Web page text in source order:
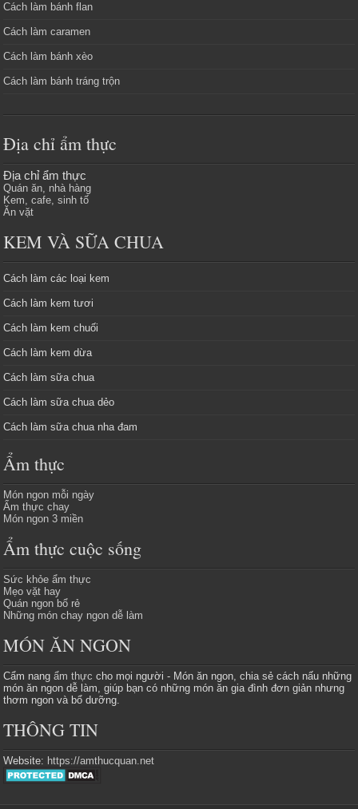
Cách làm bánh flan
Cách làm caramen
Cách làm bánh xèo
Cách làm bánh tráng trộn
Địa chỉ ẩm thực
Địa chỉ ẩm thực
Quán ăn, nhà hàng
Kem, cafe, sinh tố
Ăn vặt
KEM VÀ SỮA CHUA
Cách làm các loại kem
Cách làm kem tươi
Cách làm kem chuối
Cách làm kem dừa
Cách làm sữa chua
Cách làm sữa chua dẻo
Cách làm sữa chua nha đam
Ẩm thực
Món ngon mỗi ngày
Ẩm thực chay
Món ngon 3 miền
Ẩm thực cuộc sống
Sức khỏe ẩm thực
Mẹo vặt hay
Quán ngon bổ rẻ
Những món chay ngon dễ làm
MÓN ĂN NGON
Cẩm nangẩm thực cho mọi người - Món ăn ngon, chia sẻ cách nấu những
món ăn ngon dễ làm, giúp bạn có những món ăn gia đình đơn giản nhưng
thơm ngon và bổ dưỡng.
THÔNG TIN
Website: https://amthucquan.net